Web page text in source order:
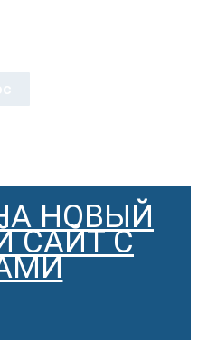
НОВЫЙ
САЙТ С